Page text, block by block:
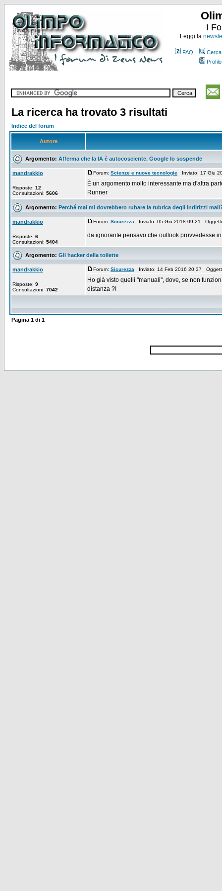
I
Leggi la
FAQ
Cerca
Profilo
La ricerca ha trovato 3 risultati
Indice del forum
Autore
Argomento: Afferma che la IA è autocosciente, Google lo sospende
mandrakkio
Risposte: 12
Consultazioni: 5606
Forum: Scienze e nuove tecnologie Inviato: 17 Giu
È un argomento molto interessante ma d'altra
Runner
Argomento: Perché mai mi dovrebbero rubare la rubrica degli indirizzi
mandrakkio
Risposte: 6
Consultazioni: 5404
Forum: Sicurezza Inviato: 05 Giu 2018 09:21
da ignorante pensavo che outlook provvedesse
Argomento: Gli hacker della toilette
mandrakkio
Risposte: 9
Consultazioni: 7042
Forum: Sicurezza Inviato: 14 Feb 2016 20:37
Ho già visto quelli "manuali", dove, se non
distanza ?!
Pagina 1 di 1